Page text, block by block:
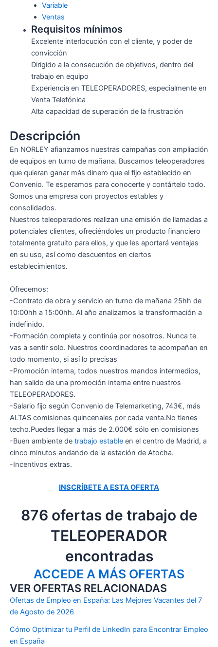
Variable
Ventas
Requisitos mínimos
Excelente interlocución con el cliente, y poder de
convicción
Dirigido a la consecución de objetivos, dentro del
trabajo en equipo
Experiencia en TELEOPERADORES, especialmente en
Venta Telefónica
Alta capacidad de superación de la frustración
Descripción
En NORLEY afianzamos nuestras campañas con ampliación
de equipos en turno de mañana. Buscamos teleoperadores
que quieran ganar más dinero que el fijo establecido en
Convenio. Te esperamos para conocerte y contártelo todo.
Somos una empresa con proyectos estables y
consolidados.
Nuestros teleoperadores realizan una emisión de llamadas a
potenciales clientes, ofreciéndoles un producto financiero
totalmente gratuito para ellos, y que les aportará ventajas
en su uso, así como descuentos en ciertos
establecimientos.
Ofrecemos:
-Contrato de obra y servicio en turno de mañana 25hh de
10:00hh a 15:00hh. Al año analizamos la transformación a
indefinido.
-Formación completa y continúa por nosotros. Nunca te
vas a sentir solo. Nuestros coordinadores te acompañan en
todo momento, si así lo precisas
-Promoción interna, todos nuestros mandos intermedios,
han salido de una promoción interna entre nuestros
TELEOPERADORES.
-Salario fijo según Convenio de Telemarketing, 743€, más
ALTAS comisiones quincenales por cada venta.No tienes
techo.Puedes llegar a más de 2.000€ sólo en comisiones
-Buen ambiente de trabajo estable en el centro de Madrid, a
cinco minutos andando de la estación de Atocha.
-Incentivos extras.
INSCRÍBETE A ESTA OFERTA
876 ofertas de trabajo de
TELEOPERADOR
encontradas
ACCEDE A MÁS OFERTAS
VER OFERTAS RELACIONADAS
Ofertas de Empleo en España: Las Mejores Vacantes del 7
de Agosto de 2026
Cómo Optimizar tu Perfil de LinkedIn para Encontrar Empleo
en España